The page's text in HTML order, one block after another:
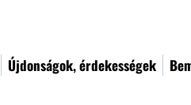
Újdonságok, érdekességek